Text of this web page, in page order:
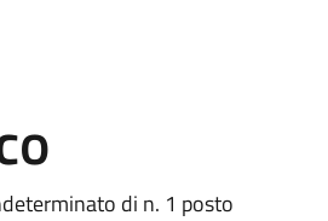
di n. 1 posto